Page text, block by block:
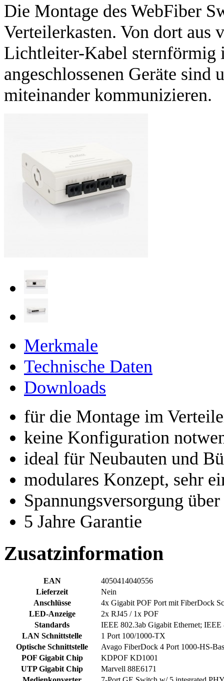
Die Montage des WebFiber
Verteilerkasten. Von dort aus
Lichtleiter-Kabel
angeschlossenen Geräte sind
miteinander kommunizieren.
Merkmale
Technische Daten
Downloads
für die Montage im
keine Konfiguration
ideal für Neubauten und
modulares Konzept, sehr
Spannungsversorgung
5 Jahre Garantie
Zusatzinformation
EAN
4050414040556
Lieferzeit
Nein
Anschlüsse
4x Gigabit POF Port mit FiberDock
LED-Anzeige
2x RJ45 / 1x POF
Standards
IEEE 802.3ab Gigabit Ethernet;
LAN Schnittstelle
1 Port 100/1000-TX
Optische Schnittstelle
Avago FiberDock 4 Port 1000-HS-
POF Gigabit Chip
KDPOF KD1001
UTP Gigabit Chip
Marvell 88E6171